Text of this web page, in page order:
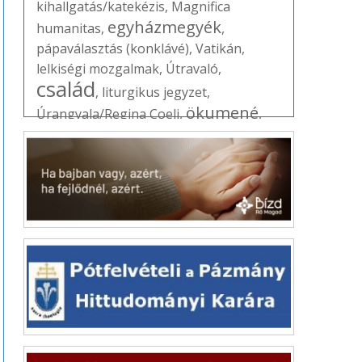
kihallgatás/katekézis, Magnifica
humanitas, egyházmegyék,
pápaválasztás (konklávé), Vatikán,
lelkiségi mozgalmak, Útravaló,
család, liturgikus jegyzet,
Úrangyala/Regina Coeli,ökumené,
Erdő Péter,ifjúság,Szentév